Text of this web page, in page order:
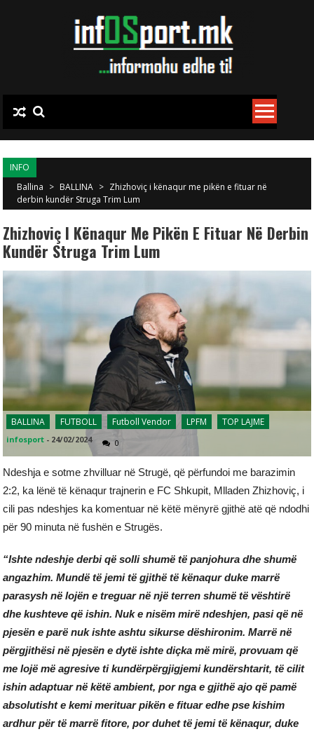
INFO
Ballina > BALLINA > Zhizhoviç i kënaqur me pikën e fituar në
derbin kundër Struga Trim Lum
Zhizhoviç I Kënaqur Me Pikën E Fituar Në Derbin
Kundër Struga Trim Lum
BALLINA FUTBOLL Futboll Vendor LPFM TOP LAJME
infosport - 24/02/2024 0
Ndeshja e sotme zhvilluar në Strugë, që përfundoi me barazimin
2:2, ka lënë të kënaqur trajnerin e FC Shkupit, Mlladen Zhizhoviç, i
cili pas ndeshjes ka komentuar në këtë mënyrë gjithë atë që ndodhi
për 90 minuta në fushën e Strugës.
“Ishte ndeshje derbi që solli shumë të panjohura dhe shumë
angazhim. Mundë të jemi të gjithë të kënaqur duke marrë
parasysh në lojën e treguar në një terren shumë të vështirë
dhe kushteve që ishin. Nuk e nisëm mirë ndeshjen, pasi që në
pjesën e parë nuk ishte ashtu sikurse dëshironim. Marrë në
përgjithësi në pjesën e dytë ishte diçka më mirë, provuam që
me lojë më agresive ti kundërpërgjigjemi kundërshtarit, të cilit
ishin adaptuar në këtë ambient, por nga e gjithë ajo që pamë
absolutisht e kemi merituar pikën e fituar edhe pse kishim
ardhur për të marrë fitore, por duhet të jemi të kënaqur, duke